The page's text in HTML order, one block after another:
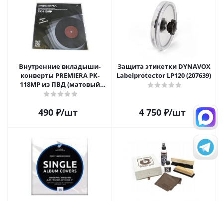
Внутренние вкладыши-
конверты PREMIERA PK-
118MP из ПВД (матовый
пластик) для 12" виниловых
490 ₽/шт
Защита этикетки DYNAVOX
Labelprotector LP120 (207639)
4 750₽/шт